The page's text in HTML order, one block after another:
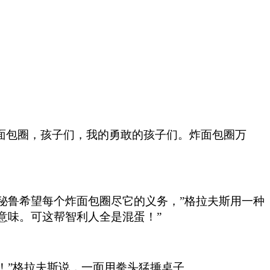
圈，孩子们，我的勇敢的孩子们。炸面包圈万
希望每个炸面包圈尽它的义务，”格拉夫斯用一种
味。可这帮智利人全是混蛋！”
格拉夫斯说，一面用拳头猛捶桌子。